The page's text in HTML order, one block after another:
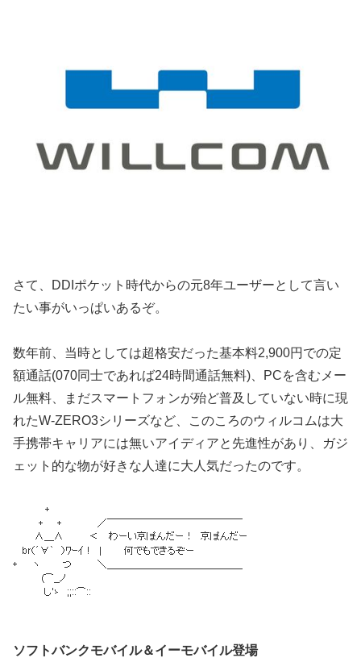
さて、DDIポケット時代からの元8年ユーザーとして言い
たい事がいっぱいあるぞ。
数年前、当時としては超格安だった基本料2,900円での定
額通話(070同士であれば24時間通話無料)、PCを含むメー
ル無料、まだスマートフォンが殆ど普及していない時に現
れたW-ZERO3シリーズなど、このころのウィルコムは大
手携帯キャリアには無いアイディアと先進性があり、ガジ
ェット的な物が好きな人達に大人気だったのです。
ソフトバンクモバイル＆イーモバイル登場